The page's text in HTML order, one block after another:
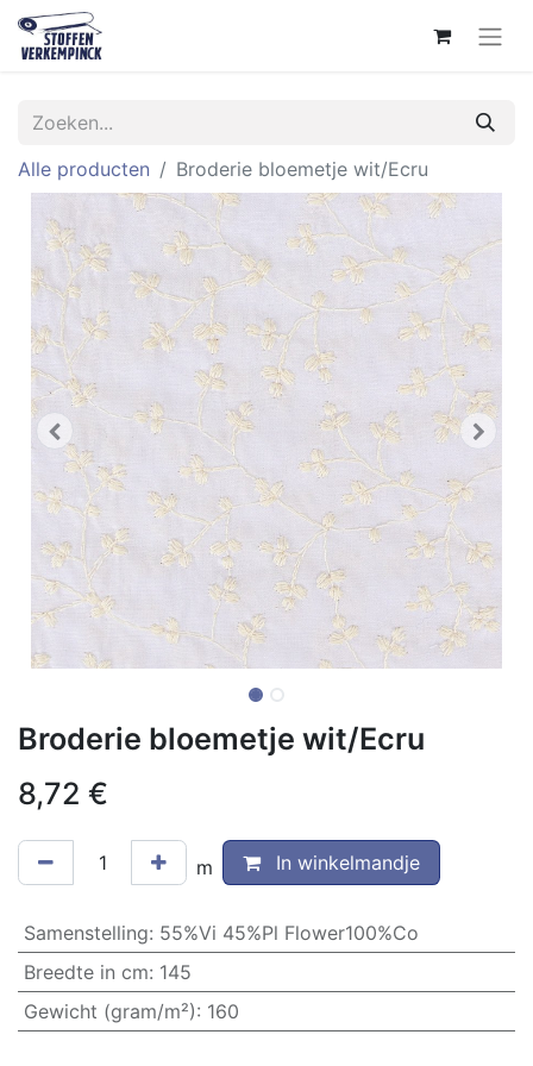
Alle producten Broderie bloemetje wit/Ecru
Broderie bloemetje wit/Ecru
8,72 €
m In winkelmandje
Samenstelling: 55%Vi 45%Pl Flower100%Co
Breedte in cm: 145
Gewicht (gram/m²): 160